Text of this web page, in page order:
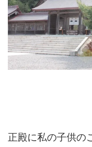
正殿に私の子供の